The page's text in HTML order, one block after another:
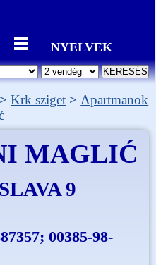
NYELVEK
Krk sziget
Apartmanok
MAGLIĆ
9
00385-98-